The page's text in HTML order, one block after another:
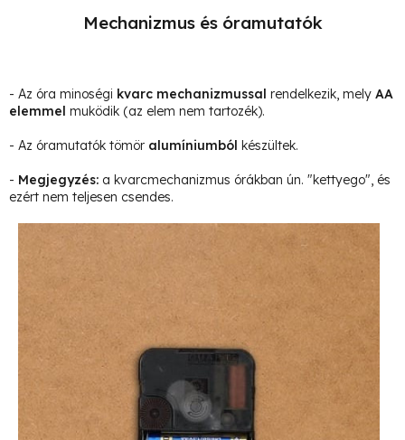
Mechanizmus és óramutatók
- Az óra minoségi kvarc mechanizmussal rendelkezik, mely AA
elemmel muködik (az elem nem tartozék).
- Az óramutatók tömör alumíniumból készültek.
- Megjegyzés: a kvarcmechanizmus órákban ún. "kettyego", és
ezért nem teljesen csendes.